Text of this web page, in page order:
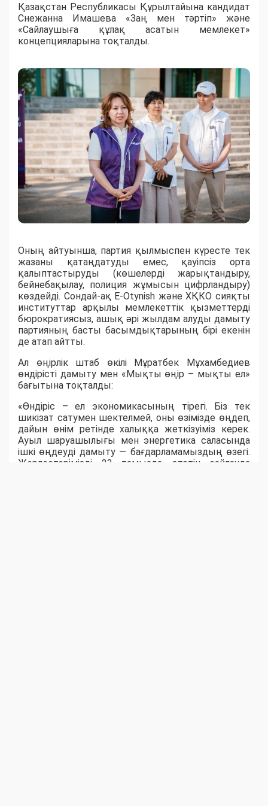
Қазақстан Республикасы Құрылтайына кандидат
Снежанна Имашева «Заң мен тәртіп» және
«Сайлаушыға құлақ асатын мемлекет»
концепцияларына тоқталды.
Оның айтуынша, партия қылмыспен күресте тек
жазаны қатаңдатуды емес, қауіпсіз орта
қалыптастыруды (көшелерді жарықтандыру,
бейнебақылау, полиция жұмысын цифрландыру)
көздейді. Сондай-ақ E-Otynish және ХҚКО сияқты
институттар арқылы мемлекеттік қызметтерді
бюрократиясыз, ашық әрі жылдам алуды дамыту
партияның басты басымдықтарының бірі екенін
де атап айтты.
Ал өңірлік штаб өкілі Мұратбек Мұхамбедиев
өндірісті дамыту мен «Мықты өңір – мықты ел»
бағытына тоқталды:
«Өндіріс – ел экономикасының тірегі. Біз тек
шикізат сатумен шектелмей, оны өзімізде өңдеп,
дайын өнім ретінде халыққа жеткізуіміз керек.
Ауыл шаруашылығы мен энергетика саласында
ішкі өңдеуді дамыту — бағдарламамыздың өзегі.
Жерлестерімізді 23 тамызда өтетін сайлауда